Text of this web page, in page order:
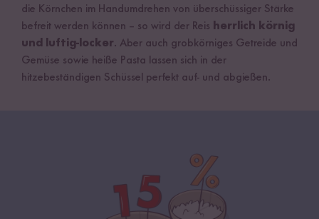
die Körnchen im Handumdrehen von überschüssiger Stärke
befreit werden können – so wird der Reis herrlich körnig
und luftig-locker. Aber auch grobkörniges Getreide und
Gemüse sowie heiße Pasta lassen sich in der
hitzebeständigen Schüssel perfekt auf- und abgießen.